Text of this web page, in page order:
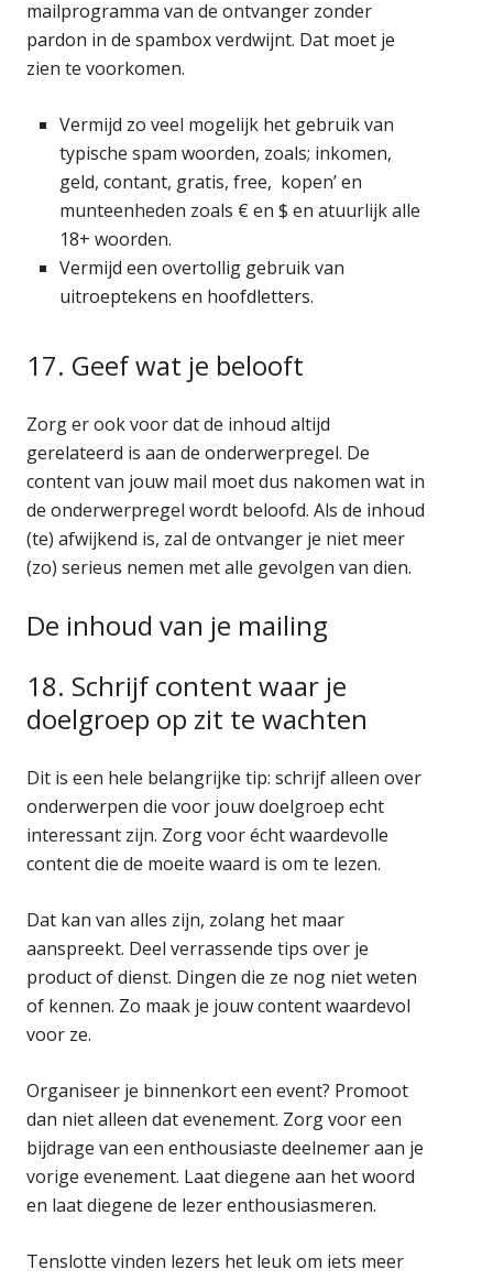
mailprogramma van de ontvanger zonder
pardon in de spambox verdwijnt. Dat moet je
zien te voorkomen.
Vermijd zo veel mogelijk het gebruik van
typische spam woorden, zoals; inkomen,
geld, contant, gratis, free, kopen’ en
munteenheden zoals € en $ en atuurlijk alle
18+ woorden.
Vermijd een overtollig gebruik van
uitroeptekens en hoofdletters.
17. Geef wat je belooft
Zorg er ook voor dat de inhoud altijd
gerelateerd is aan de onderwerpregel. De
content van jouw mail moet dus nakomen wat in
de onderwerpregel wordt beloofd. Als de inhoud
(te) afwijkend is, zal de ontvanger je niet meer
(zo) serieus nemen met alle gevolgen van dien.
De inhoud van je mailing
18. Schrijf content waar je
doelgroep op zit te wachten
Dit is een hele belangrijke tip: schrijf alleen over
onderwerpen die voor jouw doelgroep echt
interessant zijn. Zorg voor écht waardevolle
content die de moeite waard is om te lezen.
Dat kan van alles zijn, zolang het maar
aanspreekt. Deel verrassende tips over je
product of dienst. Dingen die ze nog niet weten
of kennen. Zo maak je jouw content waardevol
voor ze.
Organiseer je binnenkort een event? Promoot
dan niet alleen dat evenement. Zorg voor een
bijdrage van een enthousiaste deelnemer aan je
vorige evenement. Laat diegene aan het woord
en laat diegene de lezer enthousiasmeren.
Tenslotte vinden lezers het leuk om iets meer